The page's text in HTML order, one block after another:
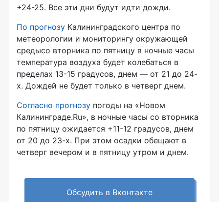
+24-25. Все эти дни будут идти дожди.
По прогнозу Калининградского центра по
метеорологии и мониторингу окружающей
средысо вторника по пятницу в ночные часы
температура воздуха будет колебаться в
пределах 13-15 градусов, днем — от 21 до 24-
х. Дождей не будет только в четверг днем.
Согласно прогнозу погоды на «Новом
Калининграде.Ru», в ночные часы со вторника
по пятницу ожидается +11-12 градусов, днем
от 20 до 23-х. При этом осадки обещают в
четверг вечером и в пятницу утром и днем.
Обсудить в Вконтакте